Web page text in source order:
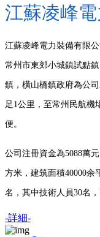
江蘇凌峰
江蘇凌峰電力裝備有限
常州市東郊小城鎮試點
鎮，橫山橋鎮政府為公
足1公里，至常州民航機
便。
公司注冊資金為5088萬
方米，建筑面積40000余
名，其中技術人員30名
-詳細-